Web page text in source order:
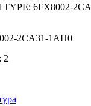
6FX8002-
2CA31-1AH0
2